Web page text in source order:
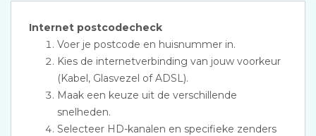
Internet postcodecheck
Voer je postcode en huisnummer in.
Kies de internetverbinding van jouw voorkeur
(Kabel, Glasvezel of ADSL).
Maak een keuze uit de verschillende
snelheden.
Selecteer HD-kanalen en specifieke zenders